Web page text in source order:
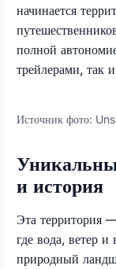
начинается
полной
трейлерами, так
Источник фото:
и история
Эта территория
где вода, ветер
природный